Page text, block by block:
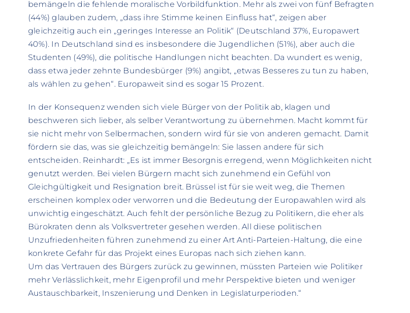
bemängeln die fehlende moralische Vorbildfunktion. Mehr als zwei von fünf Befragten
(44%) glauben zudem, „dass ihre Stimme keinen Einfluss hat“, zeigen aber
gleichzeitig auch ein „geringes Interesse an Politik“ (Deutschland 37%, Europawert
40%). In Deutschland sind es insbesondere die Jugendlichen (51%), aber auch die
Studenten (49%), die politische Handlungen nicht beachten. Da wundert es wenig,
dass etwa jeder zehnte Bundesbürger (9%) angibt, „etwas Besseres zu tun zu haben,
als wählen zu gehen“. Europaweit sind es sogar 15 Prozent.
In der Konsequenz wenden sich viele Bürger von der Politik ab, klagen und
beschweren sich lieber, als selber Verantwortung zu übernehmen. Macht kommt für
sie nicht mehr von Selbermachen, sondern wird für sie von anderen gemacht. Damit
fördern sie das, was sie gleichzeitig bemängeln: Sie lassen andere für sich
entscheiden. Reinhardt: „Es ist immer Besorgnis erregend, wenn Möglichkeiten nicht
genutzt werden. Bei vielen Bürgern macht sich zunehmend ein Gefühl von
Gleichgültigkeit und Resignation breit. Brüssel ist für sie weit weg, die Themen
erscheinen komplex oder verworren und die Bedeutung der Europawahlen wird als
unwichtig eingeschätzt. Auch fehlt der persönliche Bezug zu Politikern, die eher als
Bürokraten denn als Volksvertreter gesehen werden. All diese politischen
Unzufriedenheiten führen zunehmend zu einer Art Anti-Parteien-Haltung, die eine
konkrete Gefahr für das Projekt eines Europas nach sich ziehen kann.
Um das Vertrauen des Bürgers zurück zu gewinnen, müssten Parteien wie Politiker
mehr Verlässlichkeit, mehr Eigenprofil und mehr Perspektive bieten und weniger
Austauschbarkeit, Inszenierung und Denken in Legislaturperioden.“